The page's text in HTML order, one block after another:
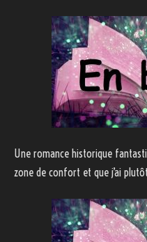
Une romance historique
zone de confort et que j’ai